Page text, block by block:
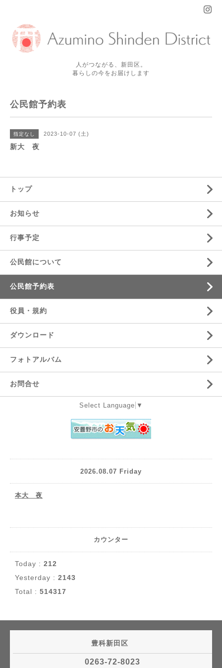
人がつながる、新田区。
暮らしの今をお届けします
公民館予約表
指定なし 2023-10-07 (土)
新大 夜
トップ
お知らせ
行事予定
公民館について
公民館予約表
役員・規約
ダウンロード
フォトアルバム
お問合せ
Select Language ▼
2026.08.07 Friday
本大 夜
カウンター
Today : 212
Yesterday : 2143
Total : 514317
豊科新田区
0263-72-8023